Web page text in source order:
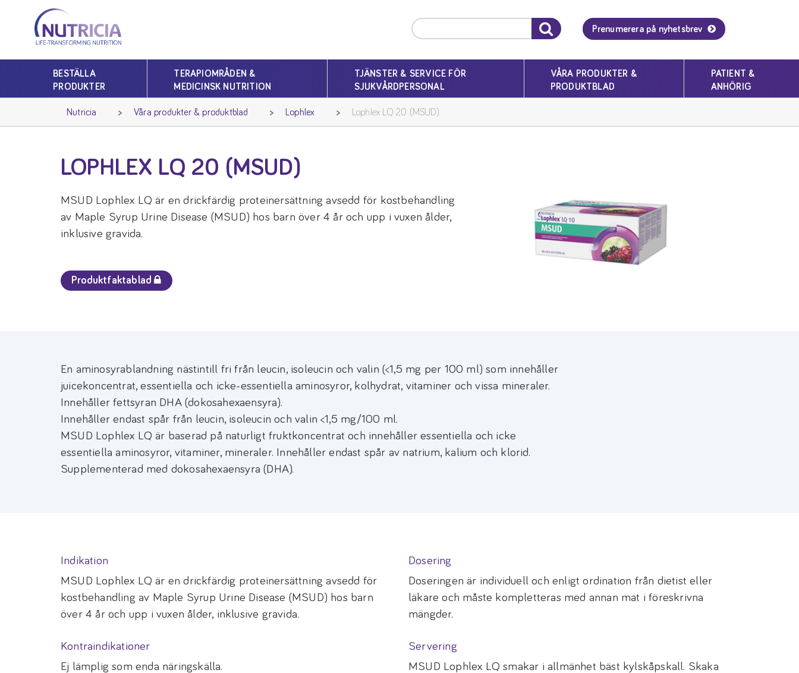
Nutricia
Nutricia
Prenumerera på nyhetsbrev
BESTÄLLA
PRODUKTER
TERAPIOMRÅDEN &
MEDICINSK NUTRITION
TJÄNSTER & SERVICE FÖR
SJUKVÅRDPERSONAL
VÅRA PRODUKTER &
PRODUKTBLAD
PATIENT &
ANHÖRIG
Nutricia Våra produkter & produktblad Lophlex Lophlex LQ 20 (MSUD)
LOPHLEX LQ 20 (MSUD)
MSUD Lophlex LQ är en drickfärdig proteinersättning avsedd för kostbehandling
av Maple Syrup Urine Disease (MSUD) hos barn över 4 år och upp i vuxen ålder,
inklusive gravida.
Produktfaktablad
En aminosyrablandning nästintill fri från leucin, isoleucin och valin (<1,5 mg per 100 ml) som innehåller
juicekoncentrat, essentiella och icke-essentiella aminosyror, kolhydrat, vitaminer och vissa mineraler.
Innehåller fettsyran DHA (dokosahexaensyra).
Innehåller endast spår från leucin, isoleucin och valin <1,5 mg/100 ml.
MSUD Lophlex LQ är baserad på naturligt fruktkoncentrat och innehåller essentiella och icke
essentiella aminosyror, vitaminer, mineraler. Innehåller endast spår av natrium, kalium och klorid.
Supplementerad med dokosahexaensyra (DHA).
Indikation
MSUD Lophlex LQ är en drickfärdig proteinersättning avsedd för
kostbehandling av Maple Syrup Urine Disease (MSUD) hos barn
över 4 år och upp i vuxen ålder, inklusive gravida.
Dosering
Doseringen är individuell och enligt ordination från dietist eller
läkare och måste kompletteras med annan mat i föreskrivna
mängder.
Kontraindikationer
Ej lämplig som enda näringskälla.
Servering
MSUD Lophlex LQ smakar i allmänhet bäst kylskåpskall. Skaka